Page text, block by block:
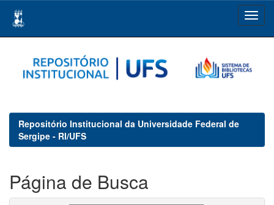
navigation
Repositório Institucional da Universidade Federal de
Sergipe - RI/UFS
Página de Busca